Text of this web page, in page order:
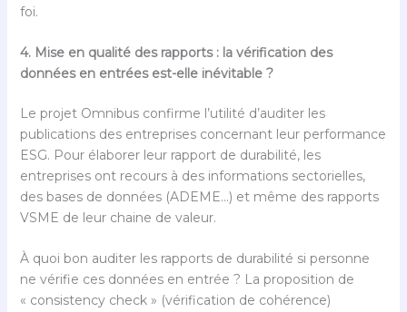
foi.
4. Mise en qualité des rapports : la vérification des
données en entrées est-elle inévitable ?
Le projet Omnibus confirme l’utilité d’auditer les
publications des entreprises concernant leur performance
ESG. Pour élaborer leur rapport de durabilité, les
entreprises ont recours à des informations sectorielles,
des bases de données (ADEME…) et même des rapports
VSME de leur chaine de valeur.
À quoi bon auditer les rapports de durabilité si personne
ne vérifie ces données en entrée ? La proposition de
« consistency check » (vérification de cohérence)